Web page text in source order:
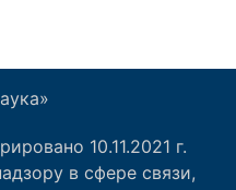
10.11.2021 г.
в сфере связи,